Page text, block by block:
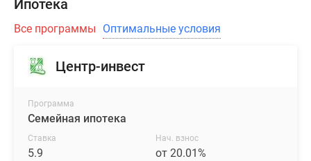
Ипотека
Все программы Оптимальные условия
Центр-инвест
Программа
Семейная ипотека
Ставка
5.9
Нач. взнос
от 20.01%